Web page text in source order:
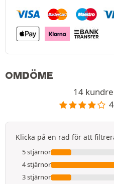
OMDÖME
14
Klicka på en rad för att
5 stjärnor
4 stjärnor
3 stjärnor